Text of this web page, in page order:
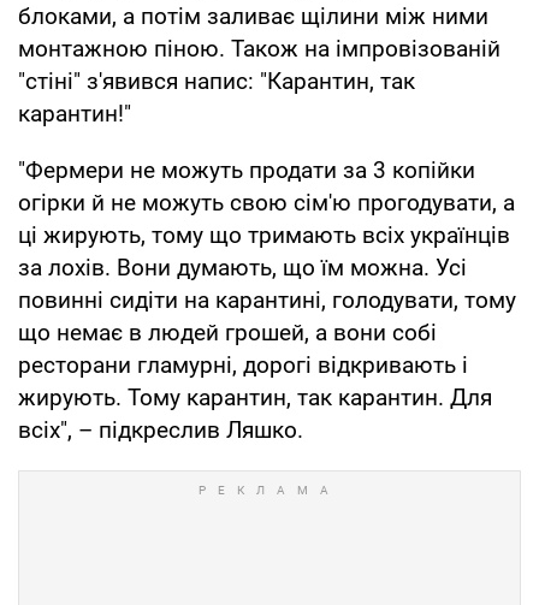
блоками, а потім заливає щілини між ними
монтажною піною. Також на імпровізованій
"стіні" з'явився напис: "Карантин, так
карантин!"
"Фермери не можуть продати за 3 копійки
огірки й не можуть свою сім'ю прогодувати, а
ці жирують, тому що тримають всіх українців
за лохів. Вони думають, що їм можна. Усі
повинні сидіти на карантині, голодувати, тому
що немає в людей грошей, а вони собі
ресторани гламурні, дорогі відкривають і
жирують. Тому карантин, так карантин. Для
всіх", – підкреслив Ляшко.